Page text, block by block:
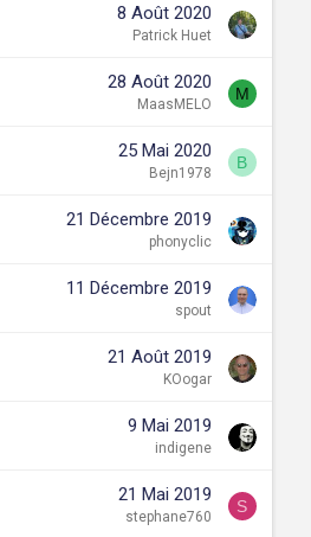
8 Août 2020
Patrick Huet
28 Août 2020
MaasMELO
M
25 Mai 2020
Bejn1978
B
21 Décembre 2019
phonyclic
11 Décembre 2019
spout
21 Août 2019
KOogar
9 Mai 2019
indigene
21 Mai 2019
stephane760
S